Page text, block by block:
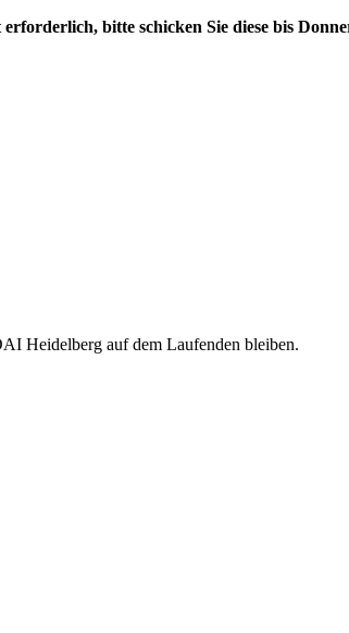
bitte schicken Sie diese bis
Heidelberg auf dem Laufenden bleiben.